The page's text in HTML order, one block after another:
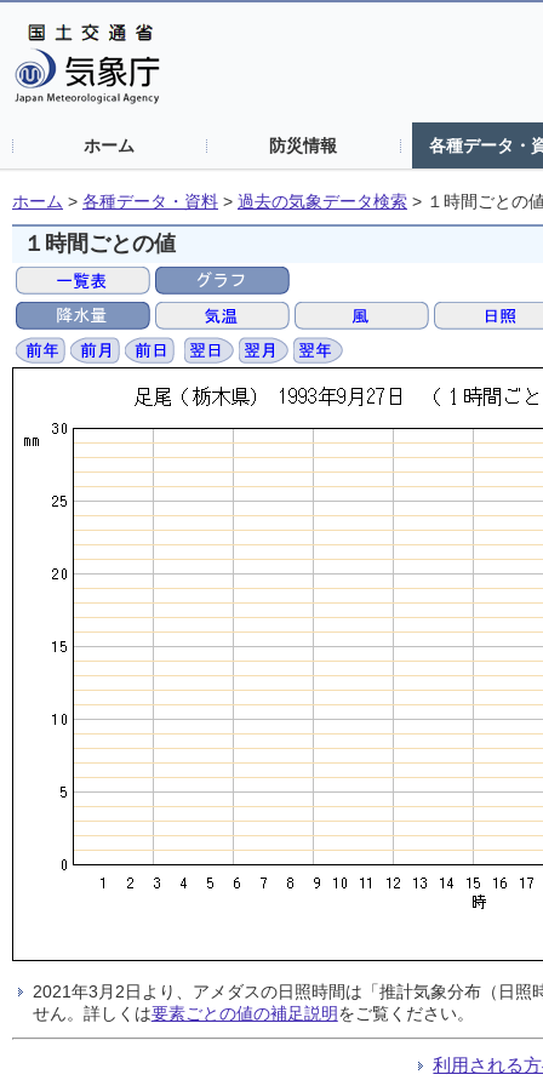
ホーム 防災情報 各種データ・
ホーム > 各種データ・資料 > 過去の気象データ検索 > １時間ごとの
１時間ごとの値
2021年3月2日より、アメダスの日照時間は「推計気象分布（日
せん。詳しくは要素ごとの値の補足説明をご覧ください。
利用される